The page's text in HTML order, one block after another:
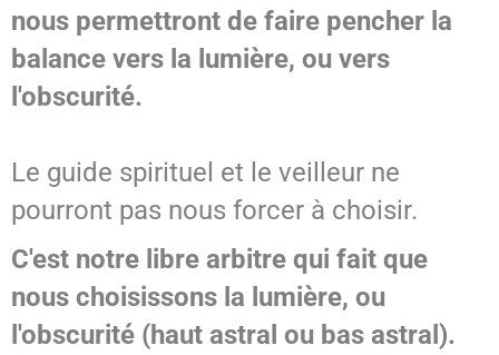
nous permettront de faire pencher la
balance vers la lumière, ou vers
l'obscurité.
Le guide spirituel et le veilleur ne
pourront pas nous forcer à choisir.
C'est notre libre arbitre qui fait que
nous choisissons la lumière, ou
l'obscurité (haut astral ou bas astral).